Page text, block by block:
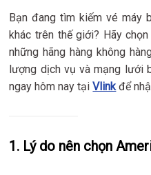
Bạn đang tìm kiếm vé máy
khác trên thế giới? Hãy
những hãng hàng không
lượng dịch vụ và mạng lưới
ngay hôm nay tạiVlink để
1. Lý do nên chọn